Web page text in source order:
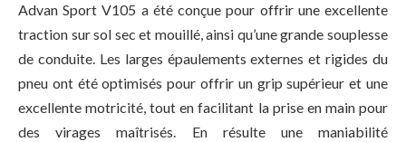
Advan Sport V105 a été conçue pour offrir une excellente
traction sur sol sec et mouillé, ainsi qu’une grande souplesse
de conduite. Les larges épaulements externes et rigides du
pneu ont été optimisés pour offrir un grip supérieur et une
excellente motricité, tout en facilitant la prise en main pour
des virages maîtrisés. En résulte une maniabilité